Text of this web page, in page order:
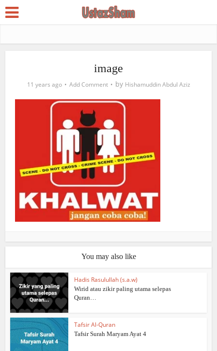
image
11 years ago Add Comment by Hishamuddin Abdul Aziz
You may also like
Hadis Rasulullah (s.a.w)
Wirid atau zikir paling utama selepas
Quran…
Tafsir Al-Quran
Tafsir Surah Maryam Ayat 4